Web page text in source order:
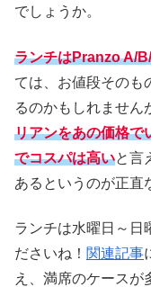
でしょうか。
ランチはPranzo A/
ては、お値段そのも
るのかもしれません
リアンをあの価格で
でコスパは高いと言
あるというのが正直
ランチは水曜日～日
ださいね！ 関連記事
え、満席のケースが